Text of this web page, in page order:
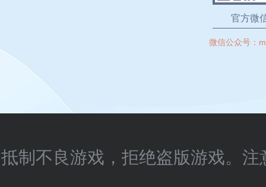
官方微
微信公众号：
抵制不良游戏，拒绝盗版游戏。